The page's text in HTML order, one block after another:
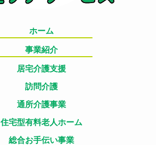
ホーム
事業紹介
居宅介護支援
訪問介護
通所介護事業
住宅型有料老人ホーム
総合お手伝い事業